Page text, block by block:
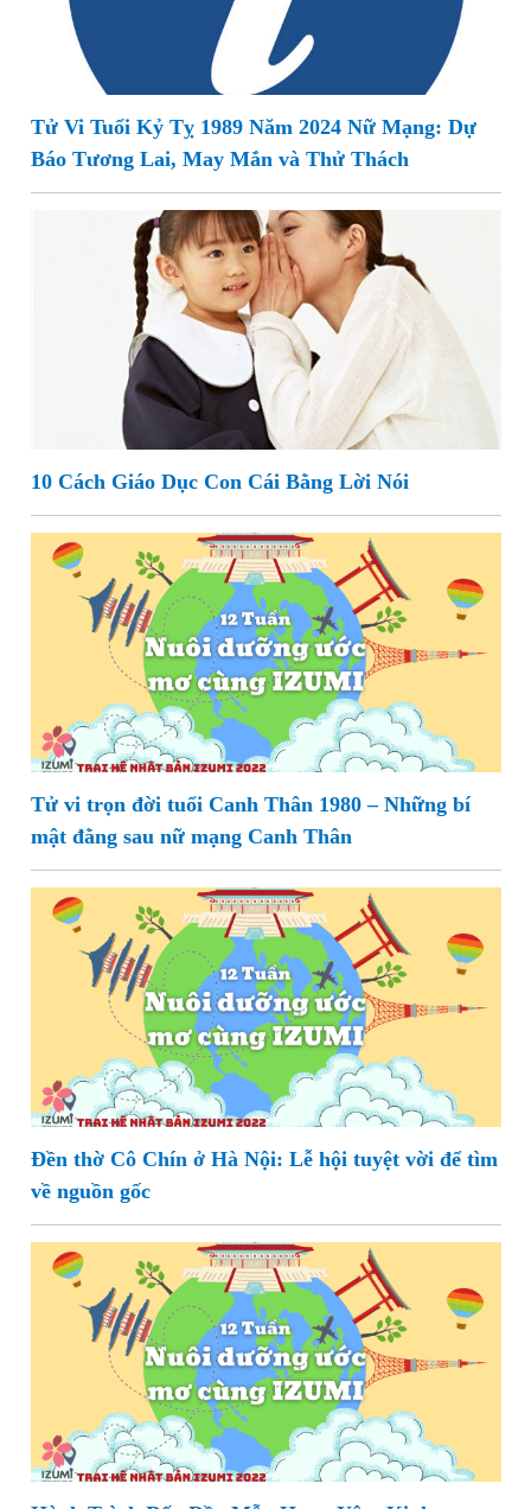
Tử Vi Tuổi Kỷ Tỵ 1989 Năm 2024 Nữ Mạng: Dự
Báo Tương Lai, May Mắn và Thử Thách
10 Cách Giáo Dục Con Cái Bằng Lời Nói
Tử vi trọn đời tuổi Canh Thân 1980 – Những bí
mật đằng sau nữ mạng Canh Thân
Đền thờ Cô Chín ở Hà Nội: Lễ hội tuyệt vời để tìm
về nguồn gốc